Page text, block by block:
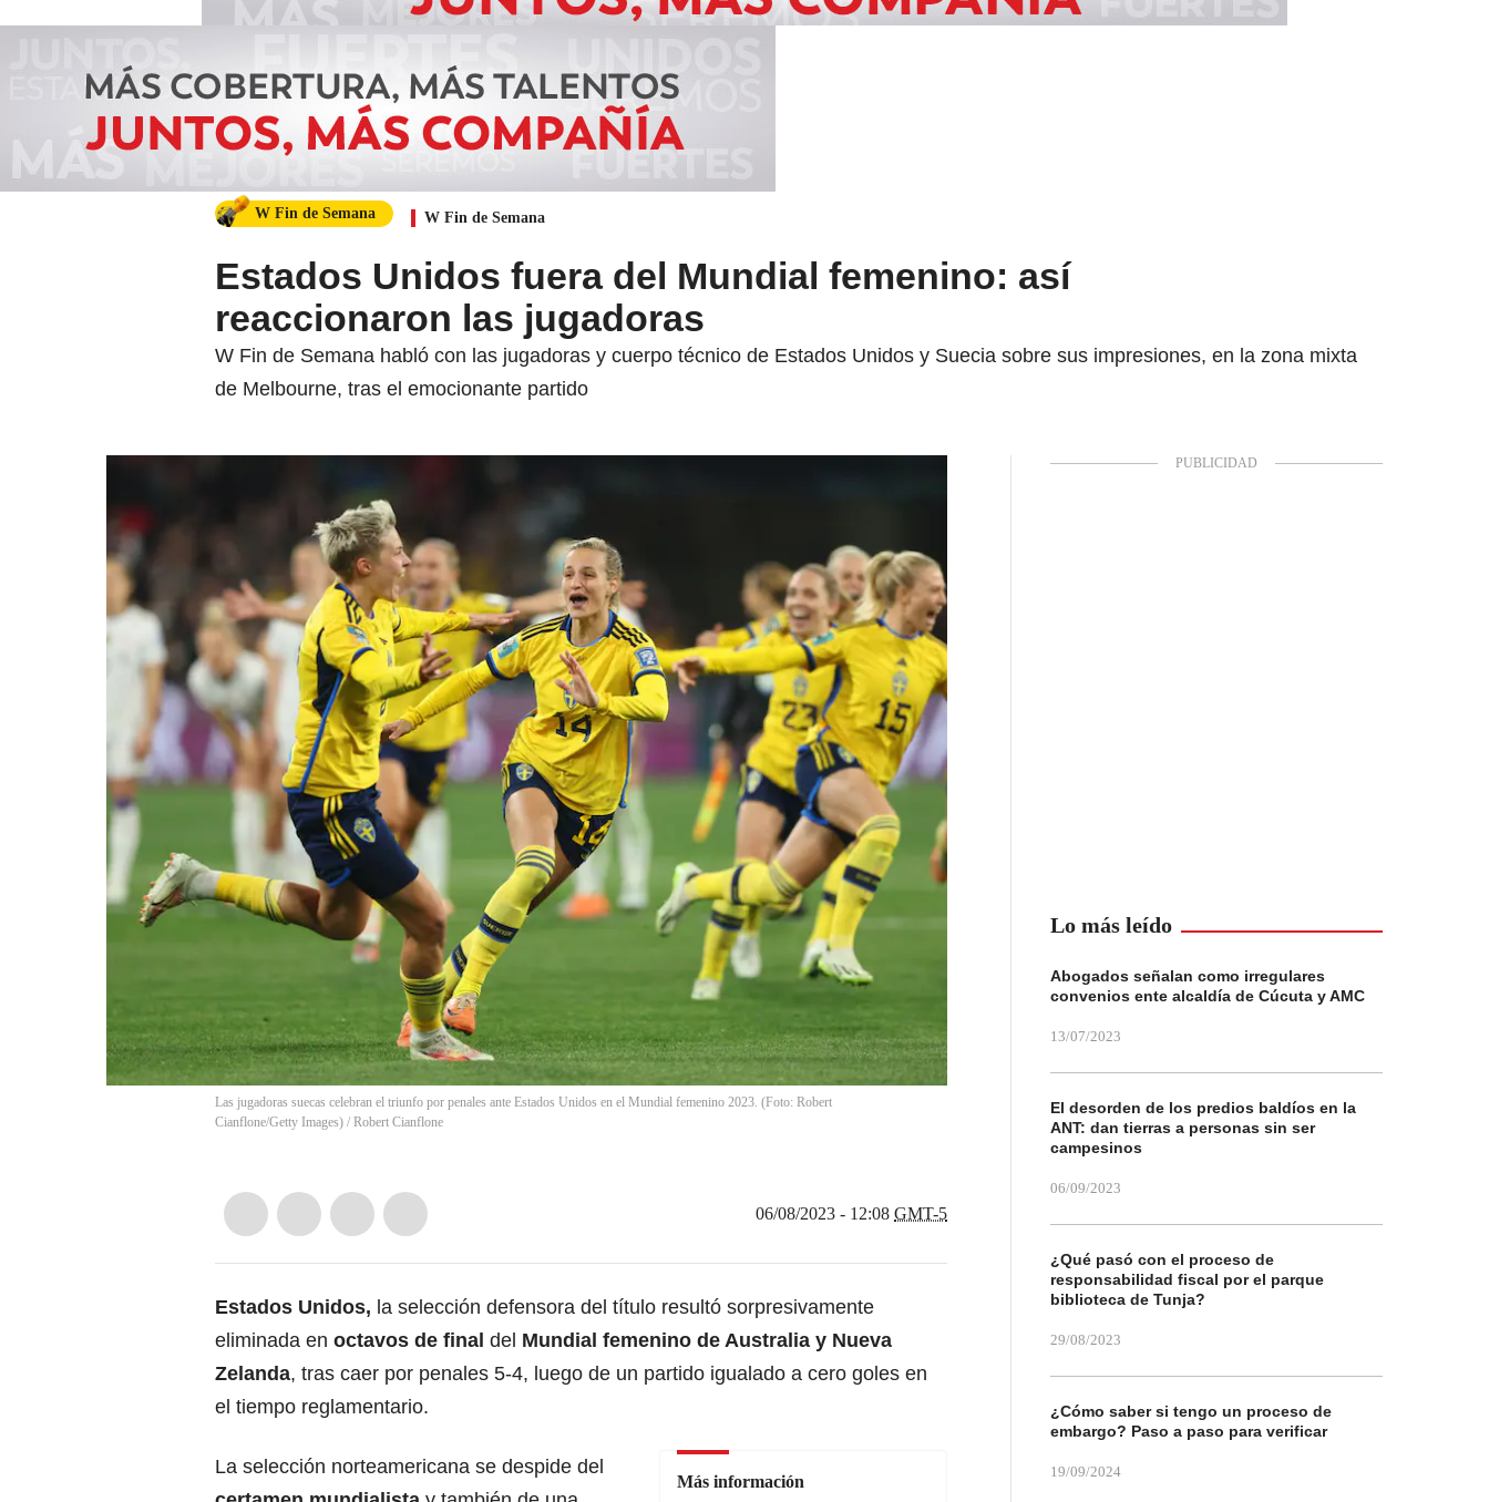
W Fin de Semana W Fin de Semana
Estados Unidos fuera del Mundial femenino: así
reaccionaron las jugadoras
W Fin de Semana habló con las jugadoras y cuerpo técnico de Estados Unidos y Suecia sobre sus impresiones, en la zona mixta
de Melbourne, tras el emocionante partido
Las jugadoras suecas celebran el triunfo por penales ante Estados Unidos en el Mundial femenino 2023. (Foto: Robert
Cianflone/Getty Images) / Robert Cianflone
06/08/2023 - 12:08 GMT-5
Estados Unidos, la selección defensora del título resultó sorpresivamente
eliminada en octavos de final del Mundial femenino de Australia y Nueva
Zelanda, tras caer por penales 5-4, luego de un partido igualado a cero goles en
el tiempo reglamentario.
Más información
La selección norteamericana se despide del
Lo más leído
Abogados señalan como irregulares
convenios ente alcaldía de Cúcuta y AMC
13/07/2023
El desorden de los predios baldíos en la
ANT: dan tierras a personas sin ser
campesinos
06/09/2023
¿Qué pasó con el proceso de
responsabilidad fiscal por el parque
biblioteca de Tunja?
29/08/2023
¿Cómo saber si tengo un proceso de
embargo? Paso a paso para verificar
19/09/2024